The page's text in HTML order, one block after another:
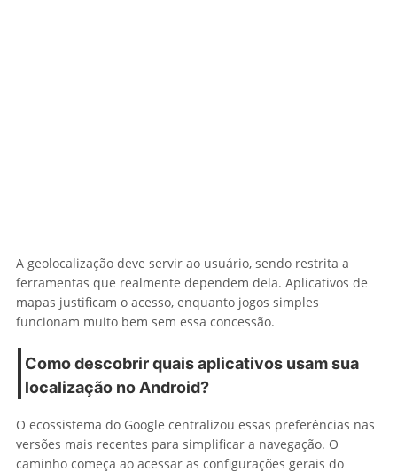
A geolocalização deve servir ao usuário, sendo restrita a
ferramentas que realmente dependem dela. Aplicativos de
mapas justificam o acesso, enquanto jogos simples
funcionam muito bem sem essa concessão.
Como descobrir quais aplicativos usam sua
localização no Android?
O ecossistema do Google centralizou essas preferências nas
versões mais recentes para simplificar a navegação. O
caminho começa ao acessar as configurações gerais do